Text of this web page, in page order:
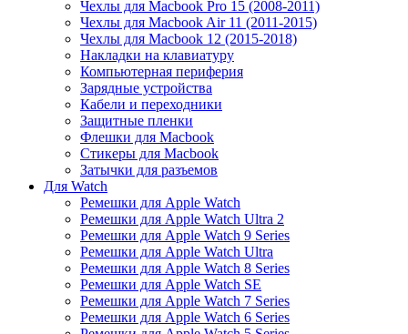
Чехлы для Macbook Pro 15 (2008-2011)
Чехлы для Macbook Air 11 (2011-2015)
Чехлы для Macbook 12 (2015-2018)
Накладки на клавиатуру
Компьютерная периферия
Зарядные устройства
Кабели и переходники
Защитные пленки
Флешки для Macbook
Стикеры для Macbook
Затычки для разъемов
Для Watch
Ремешки для Apple Watch
Ремешки для Apple Watch Ultra 2
Ремешки для Apple Watch 9 Series
Ремешки для Apple Watch Ultra
Ремешки для Apple Watch 8 Series
Ремешки для Apple Watch SE
Ремешки для Apple Watch 7 Series
Ремешки для Apple Watch 6 Series